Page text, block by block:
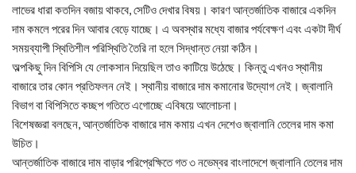
লাভের ধারা কতদিন বজায় থাকবে, সেটিও দেখার বিষয়। কারণ আন্তর্জাতিক বাজারে একদিন
দাম কমলে পরের দিন আবার বেড়ে যাচ্ছে। এ অবস্থার মধ্যে বাজার পর্যবেক্ষণ এবং একটা দীর্ঘ
সময়ব্যাপী স্থিতিশীল পরিস্থিতি তৈরি না হলে সিদ্ধান্ত নেয়া কঠিন।
অল্পকিছু দিন বিপিসি যে লোকসান দিয়েছিল তাও কাটিয়ে উঠেছে। কিন্তু এখনও স্থানীয়
বাজারে তার কোন প্রতিফলন নেই। স্থানীয় বাজারে দাম কমানোর উদ্যোগ নেই। জ্বালানি
বিভাগ বা বিপিসিতে কচ্ছপ গতিতে এগোচ্ছে এবিষয়ে আলোচনা।
বিশেষজ্ঞরা বলছেন, আন্তর্জাতিক বাজারে দাম কমায় এখন দেশেও জ্বালানি তেলের দাম কমা
উচিত।
আন্তর্জাতিক বাজারে দাম বাড়ার পরিপ্রেক্ষিতে গত ৩ নভেম্বর বাংলাদেশে জ্বালানি তেলের দাম